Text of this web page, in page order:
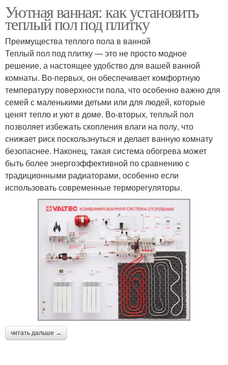
Уютная ванная: как установить
теплый пол под плитку
Преимущества теплого пола в ванной
Теплый пол под плитку — это не просто модное
решение, а настоящее удобство для вашей ванной
комнаты. Во-первых, он обеспечивает комфортную
температуру поверхности пола, что особенно важно для
семей с маленькими детьми или для людей, которые
ценят тепло и уют в доме. Во-вторых, теплый пол
позволяет избежать скопления влаги на полу, что
снижает риск поскользнуться и делает ванную комнату
безопаснее. Наконец, такая система обогрева может
быть более энергоэффективной по сравнению с
традиционными радиаторами, особенно если
использовать современные терморегуляторы.
читать дальше →